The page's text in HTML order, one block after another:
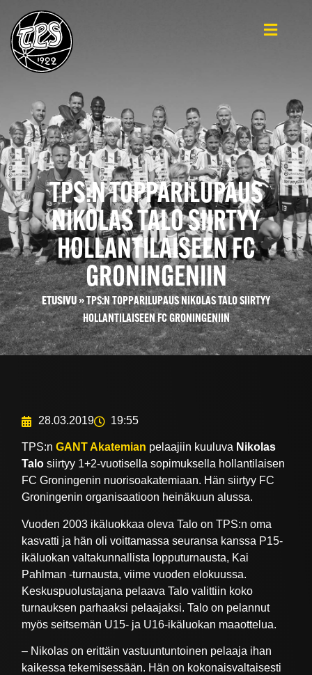
TPS:N TOPPARILUPAUS
NIKOLAS TALO SIIRTYY
HOLLANTILAISEEN FC
GRONINGENIIN
ETUSIVU»TPS:N TOPPARILUPAUS NIKOLAS TALO SIIRTYY
HOLLANTILAISEEN FC GRONINGENIIN
28.03.2019 19:55
TPS:nGANT Akatemian pelaajiin kuuluva Nikolas
Talo siirtyy 1+2-vuotisella sopimuksella hollantilaisen
FC Groningenin nuorisoakatemiaan. Hän siirtyy FC
Groningenin organisaatioon heinäkuun alussa.
Vuoden 2003 ikäluokkaa oleva Talo on TPS:n oma
kasvatti ja hän oli voittamassa seuransa kanssa P15-
ikäluokan valtakunnallista lopputurnausta, Kai
Pahlman -turnausta, viime vuoden elokuussa.
Keskuspuolustajana pelaava Talo valittiin koko
turnauksen parhaaksi pelaajaksi. Talo on pelannut
myös seitsemän U15- ja U16-ikäluokan maaottelua.
– Nikolas on erittäin vastuuntuntoinen pelaaja ihan
kaikessa tekemisessään. Hän on kokonaisvaltaisesti